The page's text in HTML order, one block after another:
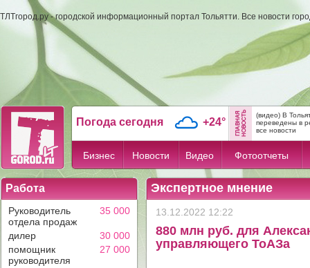
ТЛТгород.ру - городской информационный портал Тольятти. Все новости
Погода сегодня +24°
(видео) В
переведены в
все новости
Бизнес Новости Видео Фотоотчеты
Работа
Руководитель
отдела продаж
35 000
дилер
30 000
помощник
руководителя
27 000
Экспертное мнение
13.12.2022 12:22
880 млн руб. для
управляющего ТоАЗа